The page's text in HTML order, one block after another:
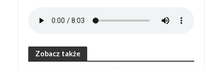
Zobacz także